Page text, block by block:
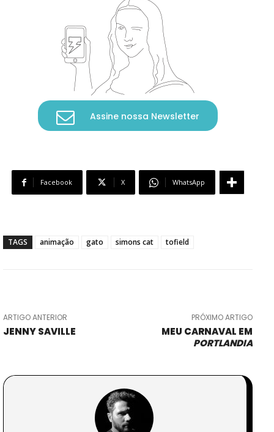
Assine nossa Newsletter
Facebook X WhatsApp
TAGS animação gato simons cat tofield
ARTIGO ANTERIOR
JENNY SAVILLE
PRÓXIMO ARTIGO
MEU CARNAVAL EM
PORTLANDIA